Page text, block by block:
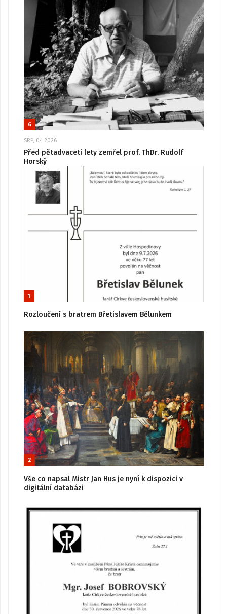
6
SRP, 04 2026
Před pětadvaceti lety zemřel prof. ThDr. Rudolf
Horský
1
Rozloučení s bratrem Břetislavem Bělunkem
2
Vše co napsal Mistr Jan Hus je nyní k dispozici v
digitální databázi